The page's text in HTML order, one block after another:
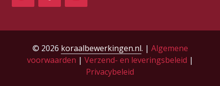
© 2026 koraalbewerkingen.nl. | Algemene
voorwaarden | Verzend- en leveringsbeleid |
Privacybeleid